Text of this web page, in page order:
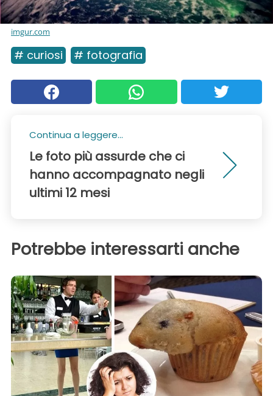
imgur.com
# curiosi # fotografia
Continua a leggere...
Le foto più assurde che ci
hanno accompagnato negli
ultimi 12 mesi
Potrebbe interessarti anche